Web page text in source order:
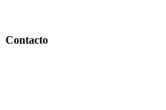
Contacto